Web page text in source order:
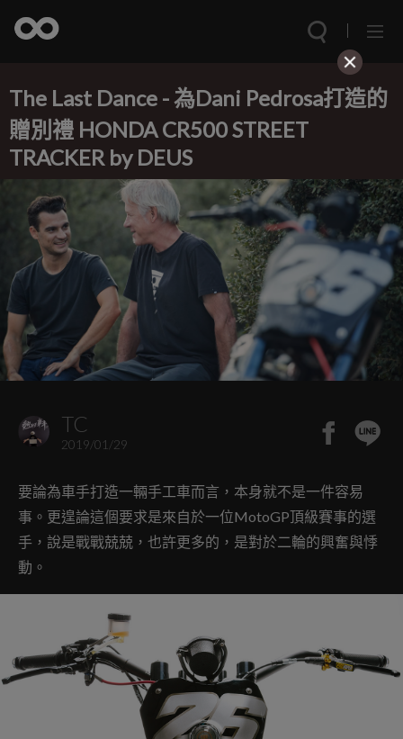
The Last Dance - 為Dani Pedrosa打造的
贈別禮 HONDA CR500 STREET
TRACKER by DEUS
TC
2019/01/29
要論為車手打造一輛手工車而言，本身就不是一件容易
事。更遑論這個要求是來自於一位MotoGP頂級賽事的選
手，說是戰戰兢兢，也許更多的，是對於二輪的興奮與悸
動。